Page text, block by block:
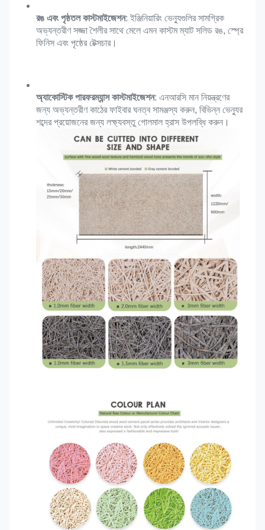
রঙ এবং পৃষ্ঠতল কাস্টমাইজেশন: ইঞ্জিনিয়ারিং ভেন্যুগুলির সামগ্রিক
অভ্যন্তরীণ সজ্জা শৈলীর সাথে মেলে এমন কাস্টম ম্যাট সলিড রঙ, স্প্রে
ফিনিস এবং পৃষ্ঠের টেক্সচার।
অ্যাকোস্টিক পারফরম্যান্স কাস্টমাইজেশন: এনআরসি মান নিয়ন্ত্রণের
জন্য অভ্যন্তরীণ কাঠের ফাইবার ঘনত্ব সামঞ্জস্য করুন, বিভিন্ন ভেন্যুর
শব্দের প্রয়োজনের জন্য লক্ষ্যবস্তু গোলমাল হ্রাস উপলব্ধি করুন।